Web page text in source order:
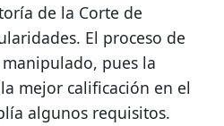
de la Corte de
El proceso de
pues la
mejor calificación en el
algunos requisitos.